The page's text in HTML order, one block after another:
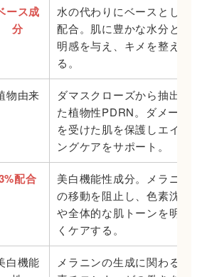
ース成
分
水の代わりにベースとして
配合。肌に豊かな水分と透
明感を与え、キメを整え
る。
物由来
ダマスクローズから抽出し
た植物性PDRN。ダメージ
を受けた肌を保護しエイジ
ングケアをサポート。
配合
美白機能性成分。メラニン
の移動を阻止し、色素沈着
や全体的な肌トーンを明る
くケアする。
白機能
メラニンの生成に関わる酵